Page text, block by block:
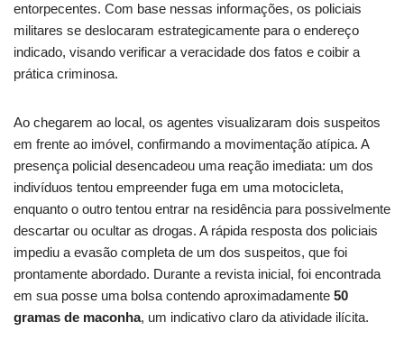
entorpecentes. Com base nessas informações, os policiais
militares se deslocaram estrategicamente para o endereço
indicado, visando verificar a veracidade dos fatos e coibir a
prática criminosa.
Ao chegarem ao local, os agentes visualizaram dois suspeitos
em frente ao imóvel, confirmando a movimentação atípica. A
presença policial desencadeou uma reação imediata: um dos
indivíduos tentou empreender fuga em uma motocicleta,
enquanto o outro tentou entrar na residência para possivelmente
descartar ou ocultar as drogas. A rápida resposta dos policiais
impediu a evasão completa de um dos suspeitos, que foi
prontamente abordado. Durante a revista inicial, foi encontrada
em sua posse uma bolsa contendo aproximadamente 50
gramas de maconha, um indicativo claro da atividade ilícita.